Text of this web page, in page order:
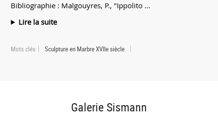
Bibliographie : Malgouyres, P., "Ippolito ...
Lire la suite
Mots clés Sculpture en Marbre XVIIe siècle
Galerie Sismann